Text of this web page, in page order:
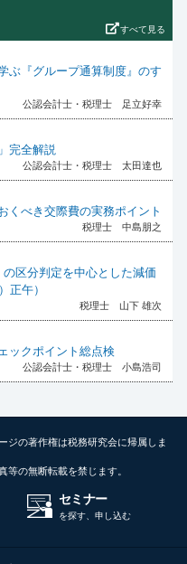
すべて見る
ぶ『グループ通算制度』のす
公認会計士・税理士 足立好幸
完全解説
公認会計士・税理士 太田達也
くべき交際費の実務ポイント
税理士 中島朋之
の区分判定を中心とした減価
正午）
税理士 山下 雄次
ックポイント総点検
公認会計士・税理士 小島浩司
ジの著作権は税務研究会に帰属しま
等の無断転載を禁じます。
セミナー
を探す、申し込む